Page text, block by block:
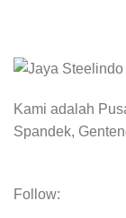
Kami adalah
Spandek,
Follow: